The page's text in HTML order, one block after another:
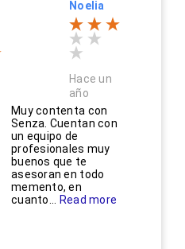
Noelia
Hace un
año
Muy contenta con
Senza. Cuentan con
un equipo de
profesionales muy
buenos que te
asesoran en todo
memento, en
cuanto...
Read more